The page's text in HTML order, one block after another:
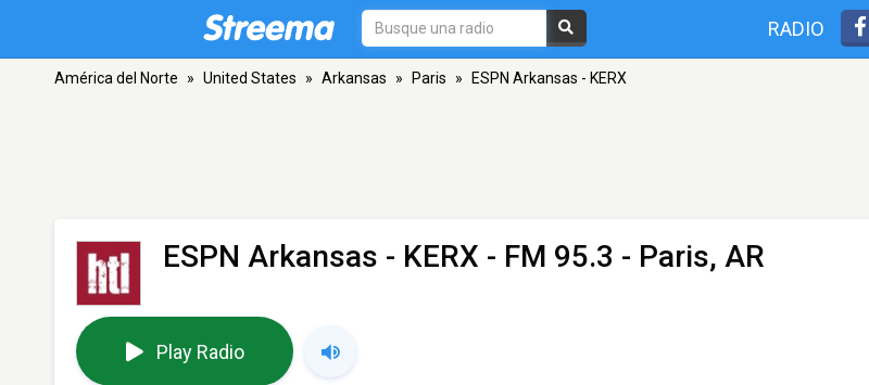
RADIO
América del Norte » United States » Arkansas » Paris » ESPN Arkansas - KERX
ESPN Arkansas - KERX - FM 95.3 - Paris, AR
Play Radio